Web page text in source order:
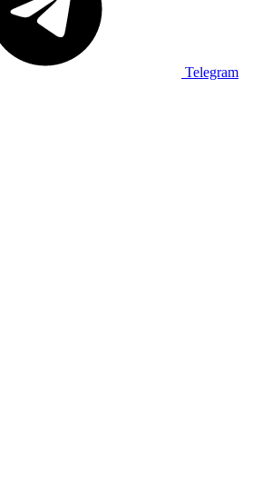
Telegram